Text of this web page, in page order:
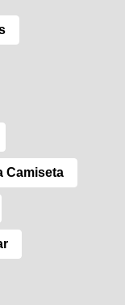
Camiseta